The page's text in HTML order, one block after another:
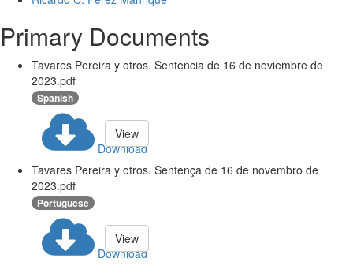
Primary Documents
Tavares Pereira y otros. Sentencia de 16 de noviembre de
2023.pdf
Spanish
Download
View
Tavares Pereira y otros. Sentença de 16 de novembro de
2023.pdf
Portuguese
Download
View